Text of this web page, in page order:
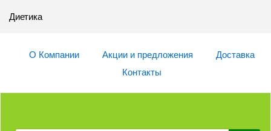
Диетика
О Компании Акции и предложения
Доставка
Контакты